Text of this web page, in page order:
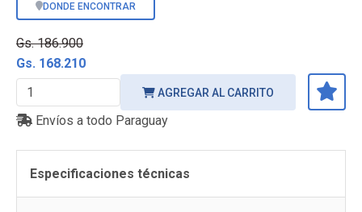
DONDE ENCONTRAR
Gs. 186.900
Gs. 168.210
AGREGAR AL CARRITO
Envíos a todo Paraguay
Especificaciones técnicas